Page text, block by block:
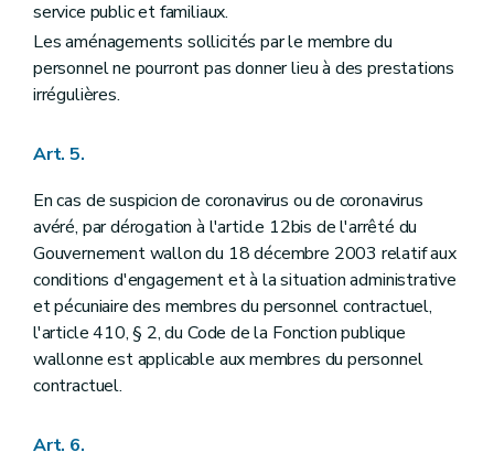
service public et familiaux.
Les aménagements sollicités par le membre du
personnel ne pourront pas donner lieu à des prestations
irrégulières.
Art. 5.
En cas de suspicion de coronavirus ou de coronavirus
avéré, par dérogation à l'article 12bis de l'arrêté du
Gouvernement wallon du 18 décembre 2003 relatif aux
conditions d'engagement et à la situation administrative
et pécuniaire des membres du personnel contractuel,
l'article 410, § 2, du Code de la Fonction publique
wallonne est applicable aux membres du personnel
contractuel.
Art. 6.